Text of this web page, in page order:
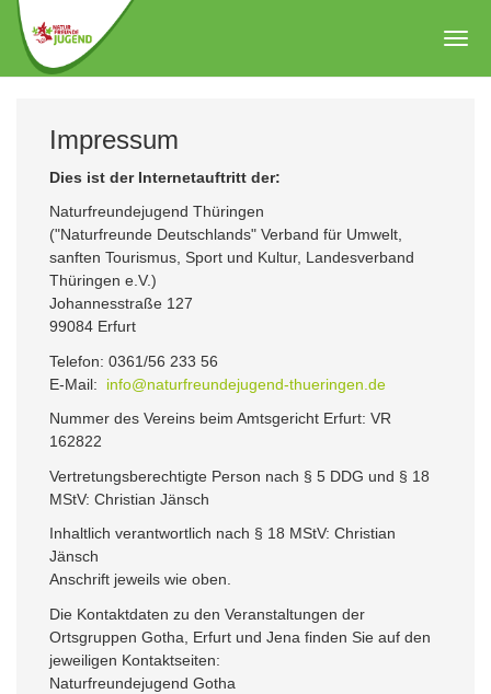
Zum
Hauptinhalt
springen
Impressum
Dies ist der Internetauftritt der:
Naturfreundejugend Thüringen
("Naturfreunde Deutschlands" Verband für Umwelt,
sanften Tourismus, Sport und Kultur, Landesverband
Thüringen e.V.)
Johannesstraße 127
99084 Erfurt
Telefon: 0361/56 233 56
E-Mail: info@naturfreundejugend-thueringen.de
Nummer des Vereins beim Amtsgericht Erfurt: VR
162822
Vertretungsberechtigte Person nach § 5 DDG und § 18
MStV: Christian Jänsch
Inhaltlich verantwortlich nach § 18 MStV: Christian
Jänsch
Anschrift jeweils wie oben.
Die Kontaktdaten zu den Veranstaltungen der
Ortsgruppen Gotha, Erfurt und Jena finden Sie auf den
jeweiligen Kontaktseiten:
Naturfreundejugend Gotha